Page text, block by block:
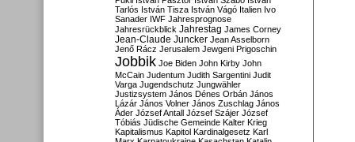
Tarlós István Tisza István Vágó Italien Ivo
Sanader IWF Jahresprognose
Jahresrückblick Jahrestag James Corney
Jean-Claude Juncker Jean Asselborn
Jenő Rácz Jerusalem Jewgeni Prigoschin
Jobbik Joe Biden John Kirby John
McCain Judentum Judith Sargentini Judit
Varga Jugendschutz Jungwähler
Justizsystem János Dénes Orbán János
Lázár János Volner János Zuschlag János
Áder József Antall József Szájer József
Tóbiás Jüdische Gemeinde Kalter Krieg
Kapitalismus Kapitol Kardinalgesetz Karl